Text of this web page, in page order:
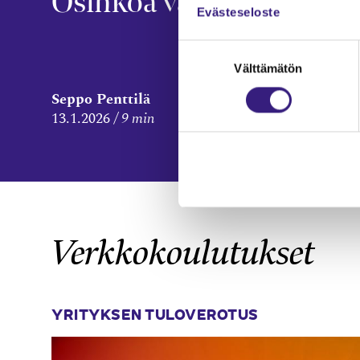
Evästeseloste
Välttämätön
Seppo Penttilä
13.1.2026 9 min
Verkkokoulutukset
YRITYKSEN TULOVEROTUS